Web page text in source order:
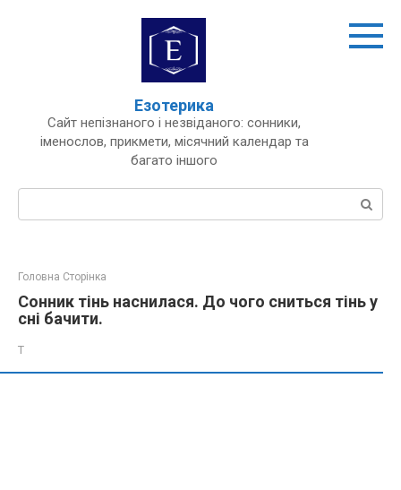
Езотерика
Сайт непізнаного і незвіданого: сонники,
іменослов, прикмети, місячний календар та
багато іншого
Пошук:
Головна Сторінка
Сонник тінь наснилася. До чого сниться тінь у
сні бачити.
Т